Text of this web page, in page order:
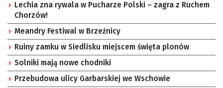
Lechia zna rywala w Pucharze Polski – zagra z Ruchem
Chorzów!
Meandry Festiwal w Brzeźnicy
Ruiny zamku w Siedlisku miejscem święta plonów
Solniki mają nowe chodniki
Przebudowa ulicy Garbarskiej we Wschowie